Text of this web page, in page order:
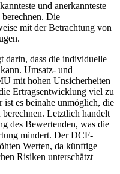
und anerkannteste
Die
mit der Betrachtung von
darin, dass die individuelle
Umsatz- und
mit hohen Unsicherheiten
Ertragsentwicklung viel zu
es beinahe unmöglich, die
Letztlich handelt
des Bewertenden, was die
mindert. Der DCF-
Werten, da künftige
Risiken unterschätzt